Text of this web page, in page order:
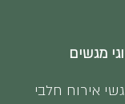
מגשים
אירוח חלבי